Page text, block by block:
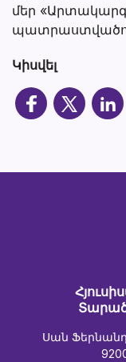
մեր
Կիսվել
Սան